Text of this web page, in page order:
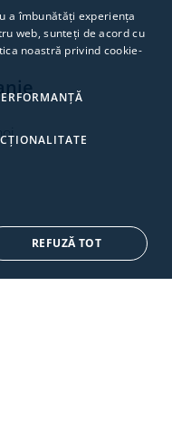
a îmbunătăți experiența
web, sunteți de acord cu
noastră privind cookie-
REFUZĂ TOT